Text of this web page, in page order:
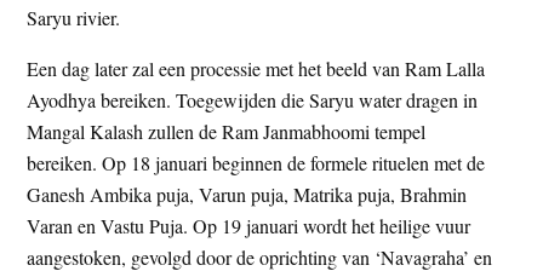
Saryu rivier.
Een dag later zal een processie met het beeld van Ram Lalla
Ayodhya bereiken. Toegewijden die Saryu water dragen in
Mangal Kalash zullen de Ram Janmabhoomi tempel
bereiken. Op 18 januari beginnen de formele rituelen met de
Ganesh Ambika puja, Varun puja, Matrika puja, Brahmin
Varan en Vastu Puja. Op 19 januari wordt het heilige vuur
aangestoken, gevolgd door de oprichting van ‘Navagraha’ en